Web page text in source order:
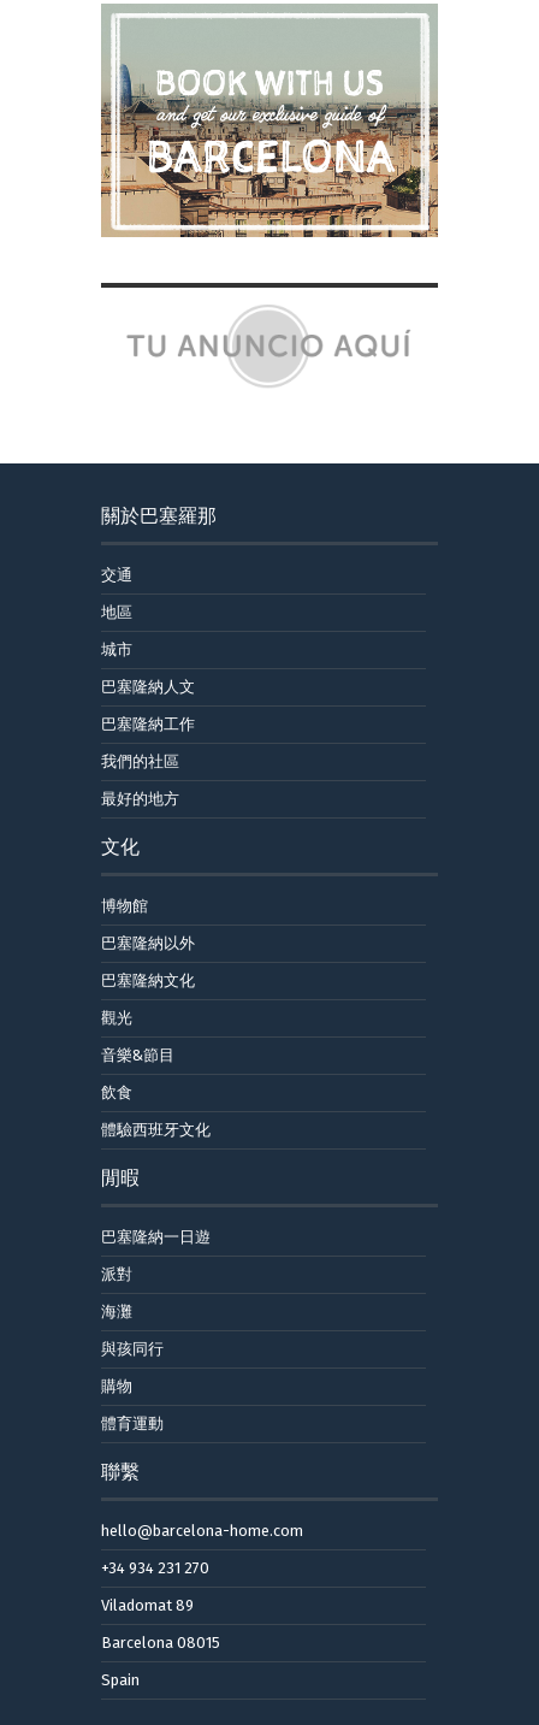
關於巴塞羅那
交通
地區
城市
巴塞隆納人文
巴塞隆納工作
我們的社區
最好的地方
文化
博物館
巴塞隆納以外
巴塞隆納文化
觀光
音樂&節目
飲食
體驗西班牙文化
閒暇
巴塞隆納一日遊
派對
海灘
與孩同行
購物
體育運動
聯繫
hello@barcelona-home.com
+34 934 231 270
Viladomat 89
Barcelona 08015
Spain